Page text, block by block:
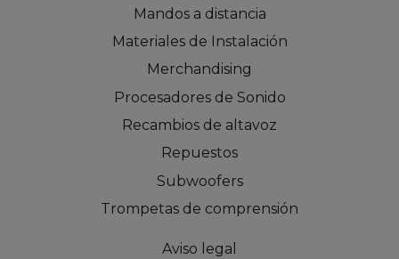
Mandos a distancia
Materiales de Instalación
Merchandising
Procesadores de Sonido
Recambios de altavoz
Repuestos
Subwoofers
Trompetas de comprensión
Aviso legal